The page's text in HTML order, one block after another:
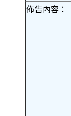
佈告內容：